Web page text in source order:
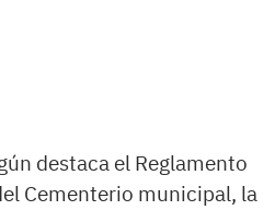
destaca el Reglamento
Cementerio municipal, la